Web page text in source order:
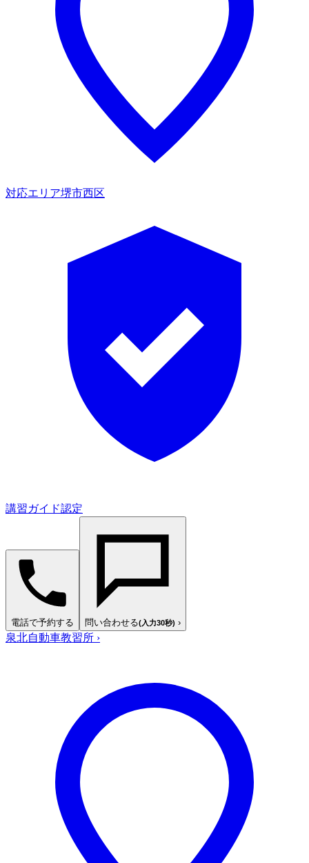
対応エリア堺市西区
講習ガイド認定
電話で予約する 問い合わせる(入力30秒) ›
泉北自動車教習所 ›